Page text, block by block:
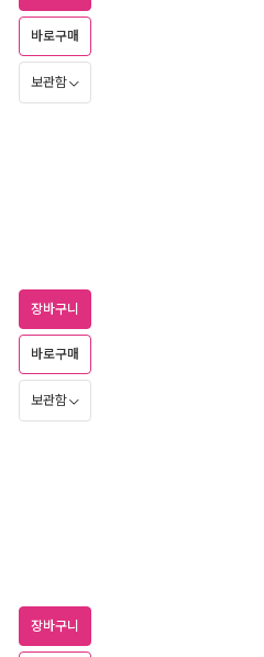
바로구매
보관함
장바구니
바로구매
보관함
장바구니